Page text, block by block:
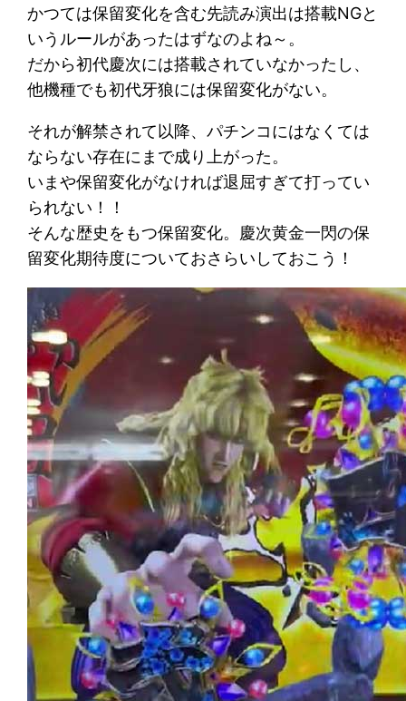
かつては保留変化を含む先読み演出は搭載NGと
いうルールがあったはずなのよね～。
だから初代慶次には搭載されていなかったし、
他機種でも初代牙狼には保留変化がない。
それが解禁されて以降、パチンコにはなくては
ならない存在にまで成り上がった。
いまや保留変化がなければ退屈すぎて打ってい
られない！！
そんな歴史をもつ保留変化。慶次黄金一閃の保
留変化期待度についておさらいしておこう！